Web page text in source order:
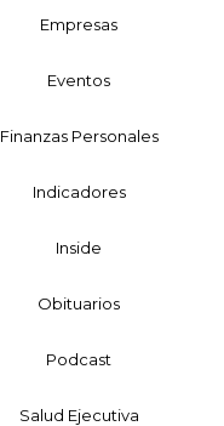
Empresas
Eventos
Finanzas Personales
Indicadores
Inside
Obituarios
Podcast
Salud Ejecutiva